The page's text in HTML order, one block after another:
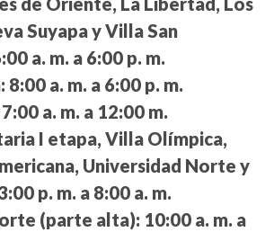
Suyapa y Villa San
a. m. a 6:00 p. m.
8:00 a. m. a 6:00 p. m.
7:00 a. m. a 12:00 m.
I etapa, Villa Olímpica,
Universidad Norte y
p. m. a 8:00 a. m.
(parte alta): 10:00 a. m. a